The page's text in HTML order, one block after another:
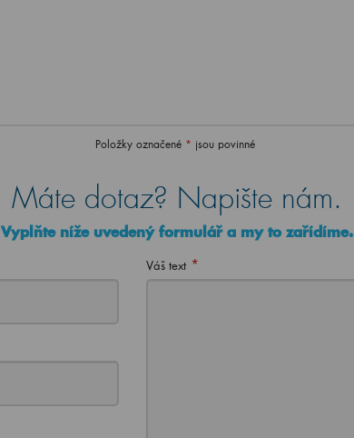
Položky označené * jsou povinné
Máte dotaz? Napište nám.
Vyplňte níže uvedený formulář a my to zařídíme.
Váš text *